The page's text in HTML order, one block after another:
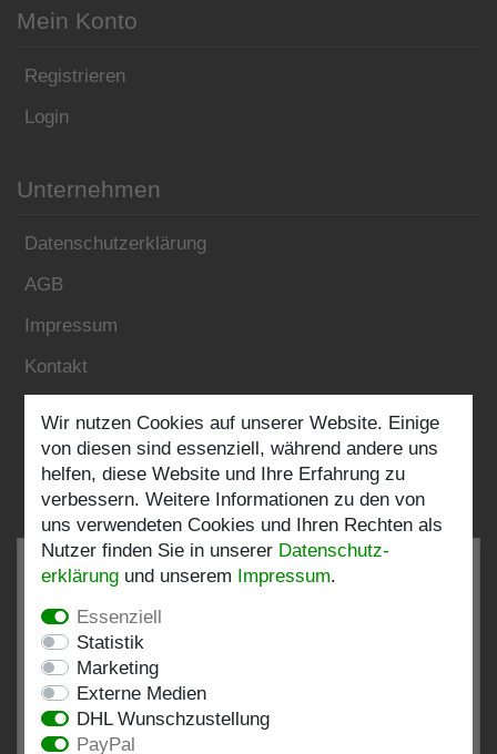
Mein Konto
Registrieren
Login
Unternehmen
Datenschutzerklärung
AGB
Impressum
Kontakt
Folgen Sie uns:
bei: shopvote.de, Amazon
Bewertungsprofil bei SHOPVOTE.DE ansehen
Wir nutzen Cookies auf unserer Website. Einige
von diesen sind essenziell, während andere uns
helfen, diese Website und Ihre Erfahrung zu
verbessern. Weitere Informationen zu den von
uns verwendeten Cookies und Ihren Rechten als
Nutzer finden Sie in unserer Daten­schutz­
erklärung und unserem Impressum.
Essenziell
Statistik
Marketing
Externe Medien
DHL Wunschzustellung
PayPal